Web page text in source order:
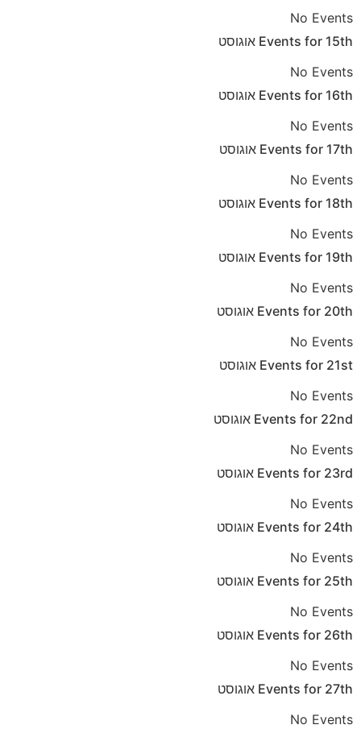
No Events
Events for 15th
אוגוסט
No Events
Events for 16th
אוגוסט
No Events
Events for 17th
אוגוסט
No Events
Events for 18th
אוגוסט
No Events
Events for 19th
אוגוסט
No Events
Events for 20th
אוגוסט
No Events
Events for 21st
אוגוסט
No Events
Events for 22nd
אוגוסט
No Events
Events for 23rd
אוגוסט
No Events
Events for 24th
אוגוסט
No Events
Events for 25th
אוגוסט
No Events
Events for 26th
אוגוסט
No Events
Events for 27th
אוגוסט
No Events